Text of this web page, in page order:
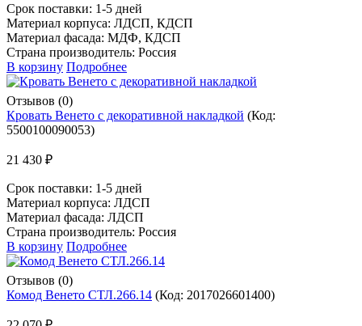
Срок поставки: 1-5 дней
Материал корпуса: ЛДСП, КДСП
Материал фасада: МДФ, КДСП
Страна производитель: Россия
В корзину Подробнее
Отзывов (0)
Кровать Венето с декоративной накладкой (Код:
5500100090053)
21 430 ₽
Срок поставки: 1-5 дней
Материал корпуса: ЛДСП
Материал фасада: ЛДСП
Страна производитель: Россия
В корзину Подробнее
Отзывов (0)
Комод Венето СТЛ.266.14 (Код: 2017026601400)